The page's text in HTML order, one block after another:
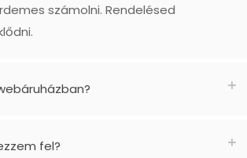
számolni. Rendelésed
fel?